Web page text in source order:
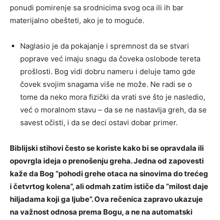
ponudi pomirenje sa srodnicima svog oca ili ih bar
materijalno obešteti, ako je to moguće.
Naglasio je da pokajanje i spremnost da se stvari
poprave već imaju snagu da čoveka oslobode tereta
prošlosti. Bog vidi dobru nameru i deluje tamo gde
čovek svojim snagama više ne može. Ne radi se o
tome da neko mora fizički da vrati sve što je nasledio,
već o moralnom stavu – da se ne nastavlja greh, da se
savest očisti, i da se deci ostavi dobar primer.
Biblijski stihovi često se koriste kako bi se opravdala ili
opovrgla ideja o prenošenju greha. Jedna od zapovesti
kaže da Bog “pohodi grehe otaca na sinovima do trećeg
i četvrtog kolena”, ali odmah zatim ističe da “milost daje
hiljadama koji ga ljube”. Ova rečenica zapravo ukazuje
na važnost odnosa prema Bogu, a ne na automatski